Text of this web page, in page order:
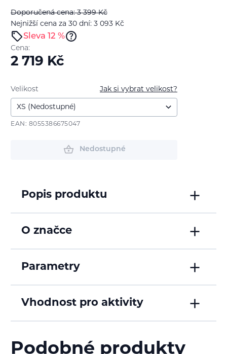
Doporučená cena: 3 399Kč
Nejnižší cena za 30 dní: 3 093 Kč
Sleva 12 %
Cena:
2 719 Kč
Jak si vybrat velikost?
Velikost
EAN: 8055386675047
Nedostupné
Popis produktu
O značce
Parametry
Vhodnost pro aktivity
Podobné produkty